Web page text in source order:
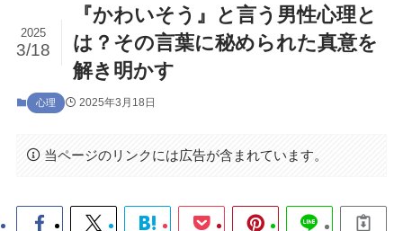
『かわいそう』と言う男性心理と
は？その言葉に秘められた真意を
解き明かす
2025
3/18
心理 2025年3月18日
当ページのリンクには広告が含まれています。